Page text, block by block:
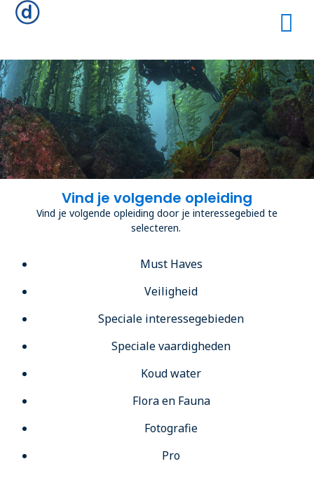
Vind je volgende opleiding
Vind je volgende opleiding door je interessegebied te
selecteren.
Must Haves
Veiligheid
Speciale interessegebieden
Speciale vaardigheden
Koud water
Flora en Fauna
Fotografie
Pro